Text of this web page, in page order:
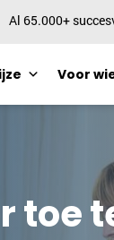
Al 65.000+
Voor
toe